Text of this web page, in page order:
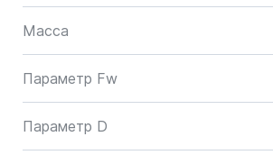
Масса
Параметр Fw
Параметр D